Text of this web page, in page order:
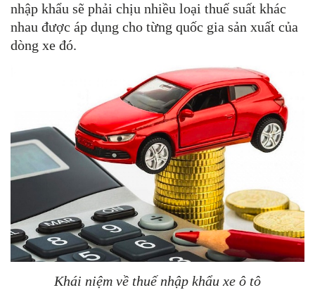
nhập khẩu sẽ phải chịu nhiều loại thuế suất khác
nhau được áp dụng cho từng quốc gia sản xuất của
dòng xe đó.
Khái niệm về thuế nhập khẩu xe ô tô